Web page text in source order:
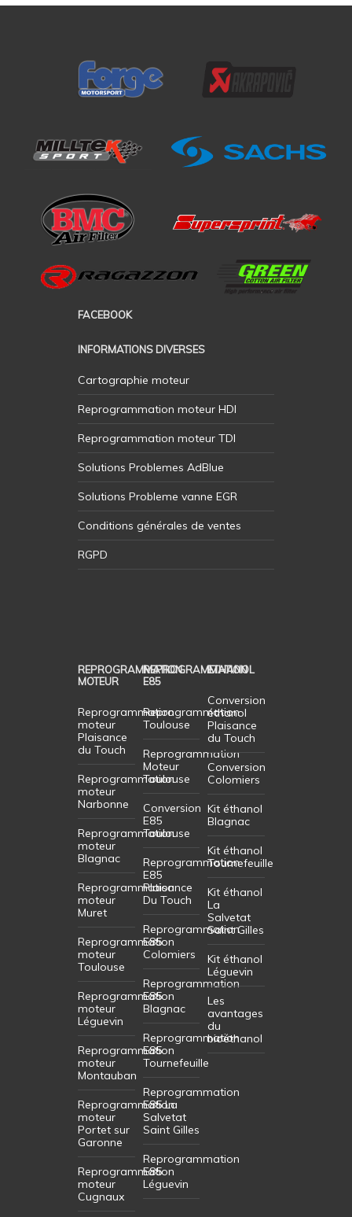
FACEBOOK
INFORMATIONS DIVERSES
Cartographie moteur
Reprogrammation moteur HDI
Reprogrammation moteur TDI
Solutions Problemes AdBlue
Solutions Probleme vanne EGR
Conditions générales de ventes
RGPD
REPROGRAMMATION
MOTEUR
Reprogrammation
moteur
Plaisance
du Touch
Reprogrammation
moteur
Narbonne
Reprogrammation
moteur
Blagnac
Reprogrammation
moteur
Muret
Reprogrammation
moteur
Toulouse
Reprogrammation
moteur
Léguevin
Reprogrammation
moteur
Montauban
Reprogrammation
moteur
Portet sur
Garonne
Reprogrammation
moteur
Cugnaux
REPROGRAMMATION
E85
Reprogrammation
Toulouse
Reprogrammation
Moteur
Toulouse
Conversion
E85
Toulouse
Reprogrammation
E85
Plaisance
Du Touch
Reprogrammation
E85
Colomiers
Reprogrammation
E85
Blagnac
Reprogrammation
E85
Tournefeuille
Reprogrammation
E85 La
Salvetat
Saint Gilles
Reprogrammation
E85
Léguevin
ETHANOL
Conversion
éthanol
Plaisance
du Touch
Conversion
Colomiers
Kit éthanol
Blagnac
Kit éthanol
Tournefeuille
Kit éthanol
La
Salvetat
Saint Gilles
Kit éthanol
Léguevin
Les
avantages
du
bioéthanol